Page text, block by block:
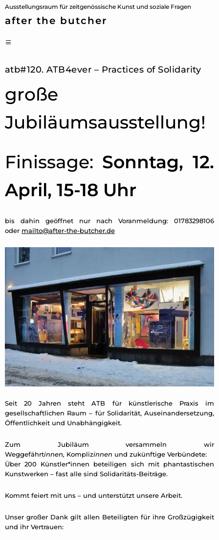
Ausstellungsraum für zeitgenössische Kunst und soziale Fragen
after the butcher
Zum
Inhalt
atb#120. ATB4ever – Practices of Solidarity
große
Jubiläumsausstellung!
Finissage: Sonntag, 12.
April, 15-18 Uhr
bis dahin geöffnet nur nach Voranmeldung: 01783298106
oder mailto@after-the-butcher.de
Seit 20 Jahren steht ATB für künstlerische Praxis im
gesellschaftlichen Raum – für Solidarität, Auseinandersetzung,
Öffentlichkeit und Unabhängigkeit.
Zum Jubiläum versammeln wir
Weggefährtinnen, Komplizinnen und zukünftige Verbündete:
Über 200 Künstler*innen beteiligen sich mit phantastischen
Kunstwerken – fast alle sind Solidaritäts-Beiträge.
Kommt feiert mit uns – und unterstützt unsere Arbeit.
Unser großer Dank gilt allen Beteiligten für ihre Großzügigkeit
und ihr Vertrauen: